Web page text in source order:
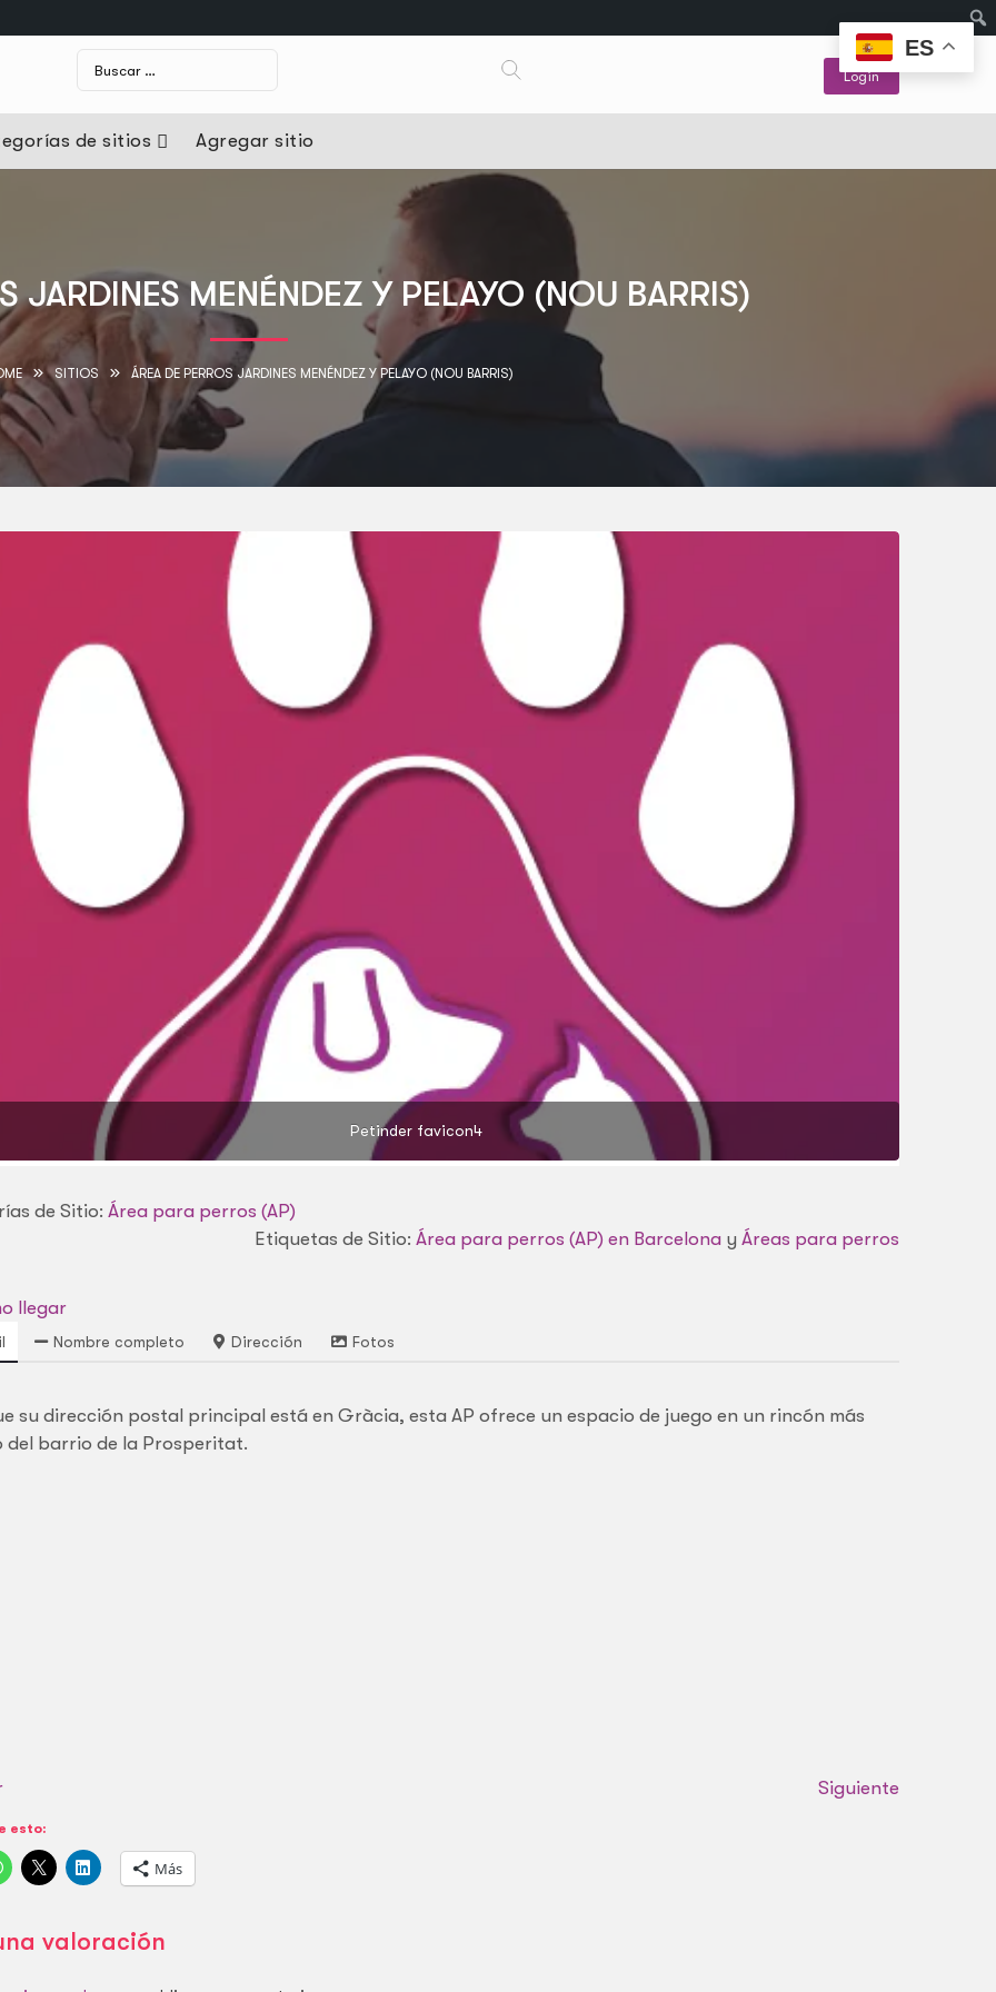
Login
de sitios Agregar sitio
JARDINES MENÉNDEZ Y PELAYO (NOU BARRIS)
SITIOS ÁREA DE PERROS JARDINES MENÉNDEZ Y PELAYO (NOU BARRIS)
Petinder favicon4
de Sitio: Área para perros (AP)
Etiquetas de Sitio: Área para perros (AP) en Barcelona y Áreas para perros
llegar
Nombre completo Dirección Fotos
su dirección postal principal está en Gràcia, esta AP ofrece un espacio de juego en un rincón más
del barrio de la Prosperitat.
Siguiente
esto:
Más
valoración
ES